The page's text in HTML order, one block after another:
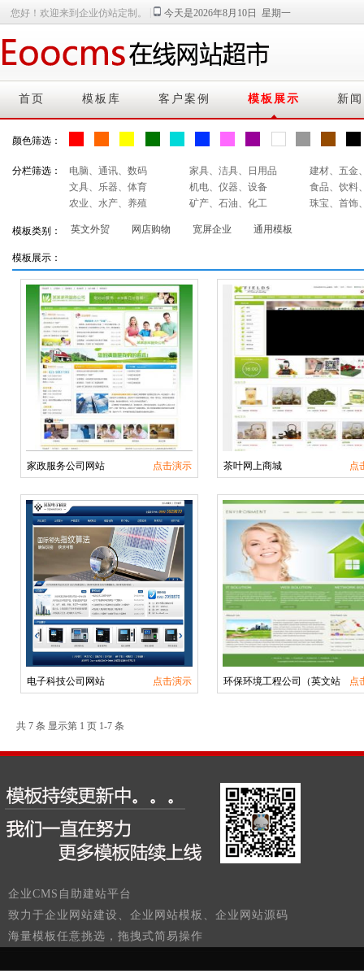
您好！欢迎来到企业仿站定制。 今天是2026年8月10日 星期一
首页 模板库 客户案例 模板展示 新
颜色筛选：
分栏筛选： 电脑、通讯、数码 家具、洁具、日用品
建材、五金
文具、乐器、体育
机电、仪器、设备
食品、饮料
农业、水产、养殖
矿产、石油、化工 珠宝、首饰
模板类别： 英文外贸 网店购物 宽屏企业 通用模板
模板展示：
家政服务公司网站 点击演示 茶叶网上商城 点
电子科技公司网站 点击演示 环保环境工程公司（英文站 点
共 7 条 显示第 1 页 1-7 条
企业CMS自助建站平台
致力于企业网站建设、企业网站模板、企业网站源码
海量模板任意挑选，拖拽式简易操作